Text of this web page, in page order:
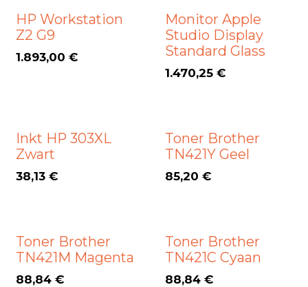
HP Workstation
Z2 G9
1.893,00 €
Monitor Apple
Studio Display
Standard Glass
1.470,25€
Inkt HP 303XL
Zwart
38,13 €
Toner Brother
TN421Y Geel
85,20 €
Toner Brother
TN421M Magenta
88,84 €
Toner Brother
TN421C Cyaan
88,84€